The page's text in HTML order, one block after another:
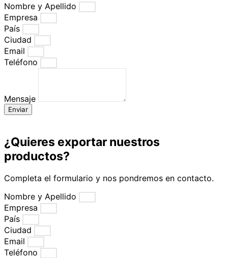
Nombre y Apellido
Empresa
País
Ciudad
Email
Teléfono
Mensaje
Enviar
¿Quieres exportar nuestros
productos?
Completa el formulario y nos pondremos en contacto.
Nombre y Apellido
Empresa
País
Ciudad
Email
Teléfono